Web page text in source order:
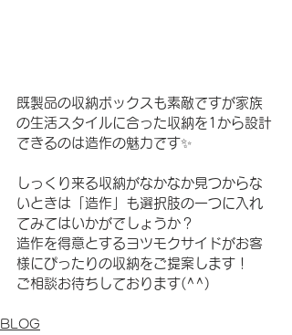
既製品の収納ボックスも素敵ですが家族
の生活スタイルに合った収納を1から設計
できるのは造作の魅力です✨
しっくり来る収納がなかなか見つからな
いときは「造作」も選択肢の一つに入れ
てみてはいかがでしょうか？
造作を得意とするヨツモクサイドがお客
様にぴったりの収納をご提案します！
ご相談お待ちしております(^^)
BLOG